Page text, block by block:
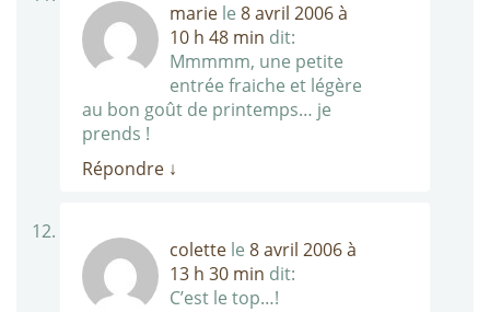
marie le 8 avril 2006 à
10 h 48 min dit:
Mmmmm, une petite
entrée fraiche et légère
au bon goût de printemps… je
prends !
Répondre ↓
colette le 8 avril 2006 à
13 h 30 min dit:
C’est le top…!